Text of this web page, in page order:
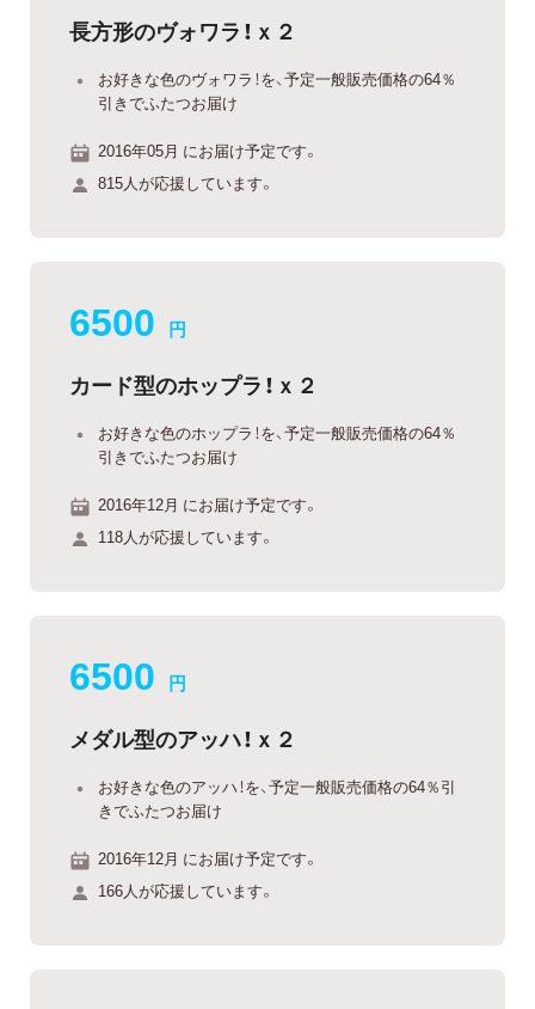
長方形のヴォワラ！ｘ２
お好きな色のヴォワラ！を、予定一般販売価格の64％
引きでふたつお届け
2016年05月 にお届け予定です。
815人が応援しています。
6500 円
カード型のホップラ！ｘ２
お好きな色のホップラ！を、予定一般販売価格の64％
引きでふたつお届け
2016年12月 にお届け予定です。
118人が応援しています。
6500 円
メダル型のアッハ！ｘ２
お好きな色のアッハ！を、予定一般販売価格の64％引
きでふたつお届け
2016年12月 にお届け予定です。
166人が応援しています。